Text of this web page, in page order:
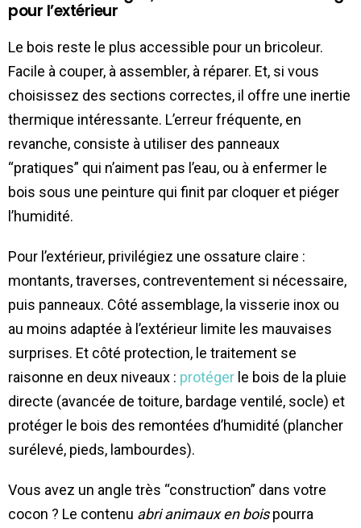
pour l’extérieur
Le bois reste le plus accessible pour un bricoleur.
Facile à couper, à assembler, à réparer. Et, si vous
choisissez des sections correctes, il offre une inertie
thermique intéressante. L’erreur fréquente, en
revanche, consiste à utiliser des panneaux
“pratiques” qui n’aiment pas l’eau, ou à enfermer le
bois sous une peinture qui finit par cloquer et piéger
l’humidité.
Pour l’extérieur, privilégiez une ossature claire :
montants, traverses, contreventement si nécessaire,
puis panneaux. Côté assemblage, la visserie inox ou
au moins adaptée à l’extérieur limite les mauvaises
surprises. Et côté protection, le traitement se
raisonne en deux niveaux : protéger le bois de la pluie
directe (avancée de toiture, bardage ventilé, socle) et
protéger le bois des remontées d’humidité (plancher
surélevé, pieds, lambourdes).
Vous avez un angle très “construction” dans votre
cocon ? Le contenu abri animaux en boispourra